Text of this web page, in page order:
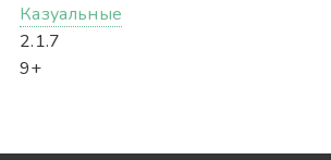
Казуальные
2.1.7
9+